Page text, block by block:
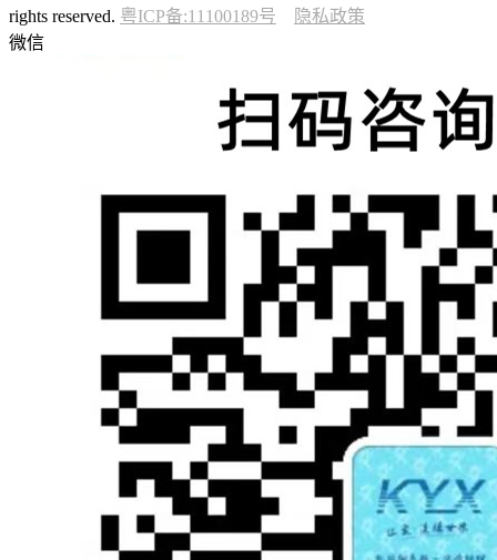
rights reserved. 粤ICP备:11100189号
隐私政策
微信